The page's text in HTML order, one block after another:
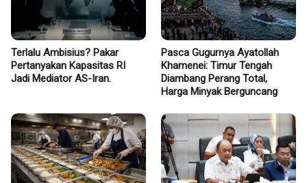
Terlalu Ambisius? Pakar
Pertanyakan Kapasitas RI
Jadi Mediator AS-Iran.
Pasca Gugurnya Ayatollah
Khamenei: Timur Tengah
Diambang Perang Total,
Harga Minyak Berguncang